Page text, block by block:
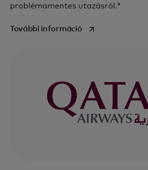
problémamentes utazásról.*
További információopens in a new tab